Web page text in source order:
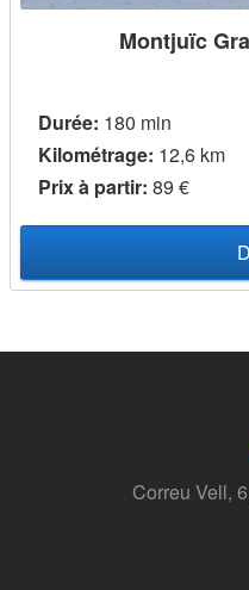
Montjuïc
Durée: 180 min
Kilométrage: 12,6 km
Prix ​​à partir: 89 €
Correu Vell,